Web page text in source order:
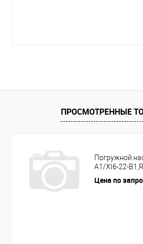
ПРОСМОТРЕННЫЕ
Погружной
A1/XI6-22-
Цена по